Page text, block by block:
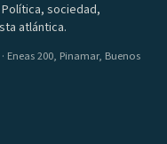
sociedad,
atlántica.
Eneas 200, Pinamar, Buenos